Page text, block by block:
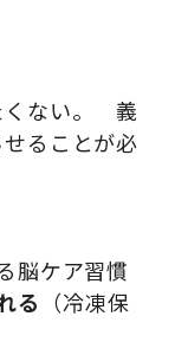
くない。 義
ることが必
脳ケア習慣
る （冷凍保